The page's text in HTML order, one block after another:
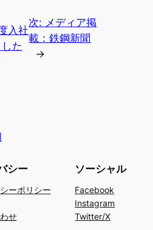
入社
た
次: メディア掲
載：鉄鋼新聞
→
シー
ーポリシー
せ
ソーシャル
Facebook
Instagram
Twitter/X